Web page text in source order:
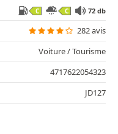
C C 72 db
282 avis
Voiture / Tourisme
4717622054323
JD127